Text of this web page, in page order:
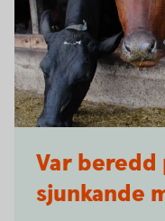
Var
sjunkande